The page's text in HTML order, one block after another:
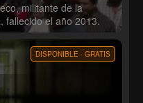
militante de la
fallecido el año 2013.
DISPONIBLE · GRATIS